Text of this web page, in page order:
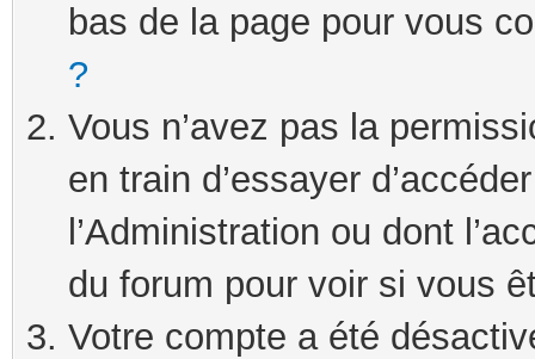
bas de la page pour vous
?
Vous n’avez pas la
en train d’essayer
l’Administration ou dont
du forum pour voir si vous
Votre compte a été